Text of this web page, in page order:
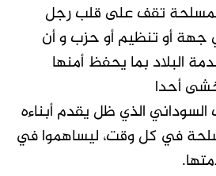
المسلحة تقف على قلب رجل
جهة أو تنظيم أو حزب و أن
البلاد بما يحفظ أمنها
أحدا
الذي ظل يقدم أبناءه
في كل وقت، ليساهموا في